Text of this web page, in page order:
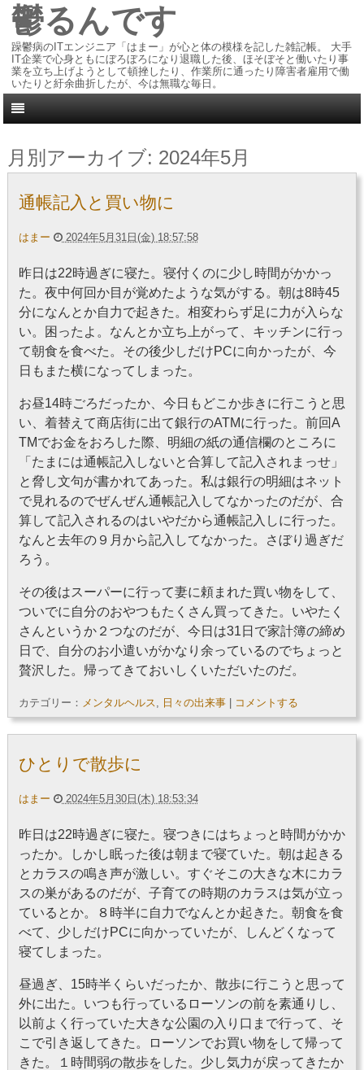
鬱るんです
躁鬱病のITエンジニア「はまー」が心と体の模様を記した雑記帳。 大手
IT企業で心身ともにぼろぼろになり退職した後、ほそぼそと働いたり事
業を立ち上げようとして頓挫したり、作業所に通ったり障害者雇用で働
いたりと紆余曲折したが、今は無職な毎日。
月別アーカイブ: 2024年5月
通帳記入と買い物に
はまー 2024年5月31日(金) 18:57:58
昨日は22時過ぎに寝た。寝付くのに少し時間がかかっ
た。夜中何回か目が覚めたような気がする。朝は8時45
分になんとか自力で起きた。相変わらず足に力が入らな
い。困ったよ。なんとか立ち上がって、キッチンに行っ
て朝食を食べた。その後少しだけPCに向かったが、今
日もまた横になってしまった。
お昼14時ごろだったか、今日もどこか歩きに行こうと思
い、着替えて商店街に出て銀行のATMに行った。前回A
TMでお金をおろした際、明細の紙の通信欄のところに
「たまには通帳記入しないと合算して記入されまっせ」
と脅し文句が書かれてあった。私は銀行の明細はネット
で見れるのでぜんぜん通帳記入してなかったのだが、合
算して記入されるのはいやだから通帳記入しに行った。
なんと去年の９月から記入してなかった。さぼり過ぎだ
ろう。
その後はスーパーに行って妻に頼まれた買い物をして、
ついでに自分のおやつもたくさん買ってきた。いやたく
さんというか２つなのだが、今日は31日で家計簿の締め
日で、自分のお小遣いがかなり余っているのでちょっと
贅沢した。帰ってきておいしくいただいたのだ。
カテゴリー： メンタルヘルス, 日々の出来事 コメントする
ひとりで散歩に
はまー 2024年5月30日(木) 18:53:34
昨日は22時過ぎに寝た。寝つきにはちょっと時間がかか
ったか。しかし眠った後は朝まで寝ていた。朝は起きる
とカラスの鳴き声が激しい。すぐそこの大きな木にカラ
スの巣があるのだが、子育ての時期のカラスは気が立っ
ているとか。８時半に自力でなんとか起きた。朝食を食
べて、少しだけPCに向かっていたが、しんどくなって
寝てしまった。
昼過ぎ、15時半くらいだったか、散歩に行こうと思って
外に出た。いつも行っているローソンの前を素通りし、
以前よく行っていた大きな公園の入り口まで行って、そ
こで引き返してきた。ローソンでお買い物をして帰って
きた。１時間弱の散歩をした。少し気力が戻ってきたか